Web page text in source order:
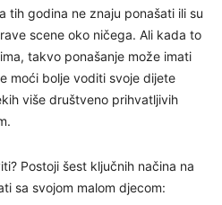
tih godina ne znaju ponašati ili su
scene oko ničega. Ali kada to
takvo ponašanje može imati
moći bolje voditi svoje dijete
više društveno prihvatljivih
Postoji šest ključnih načina na
sa svojom malom djecom: